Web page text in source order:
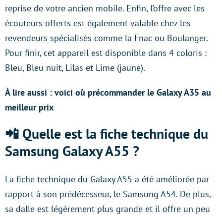
reprise de votre ancien mobile. Enfin, l’offre avec les
écouteurs offerts est également valable chez les
revendeurs spécialisés comme la Fnac ou Boulanger.
Pour finir, cet appareil est disponible dans 4 coloris :
Bleu, Bleu nuit, Lilas et Lime (jaune).
À lire aussi : voici où précommander le Galaxy A35 au
meilleur prix
📲 Quelle est la fiche technique du
Samsung Galaxy A55 ?
La fiche technique du Galaxy A55 a été améliorée par
rapport à son prédécesseur, le Samsung A54. De plus,
sa dalle est légèrement plus grande et il offre un peu